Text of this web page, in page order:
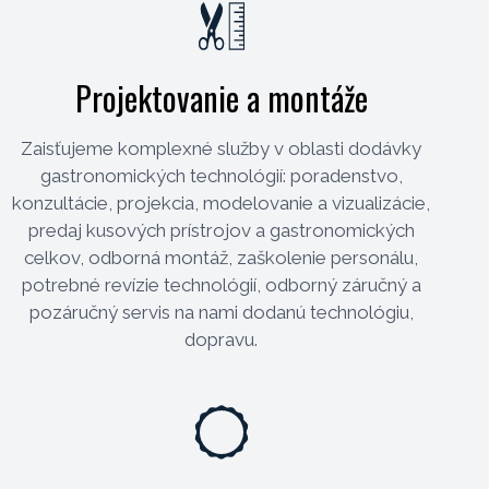
Projektovanie a montáže
Zaisťujeme komplexné služby v oblasti dodávky
gastronomických technológií: poradenstvo,
konzultácie, projekcia, modelovanie a vizualizácie,
predaj kusových prístrojov a gastronomických
celkov, odborná montáž, zaškolenie personálu,
potrebné revízie technológií, odborný záručný a
pozáručný servis na nami dodanú technológiu,
dopravu.